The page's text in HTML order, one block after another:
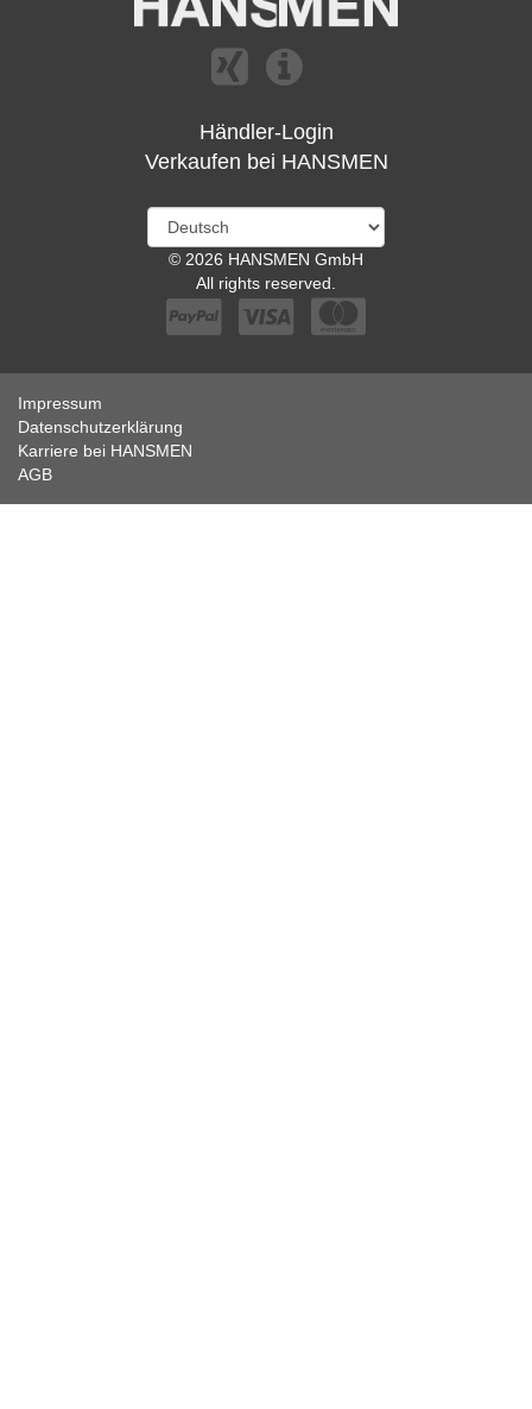
Händler-Login
Verkaufen bei HANSMEN
© 2026 HANSMEN GmbH
All rights reserved.
Impressum
Datenschutzerklärung
Karriere bei HANSMEN
AGB